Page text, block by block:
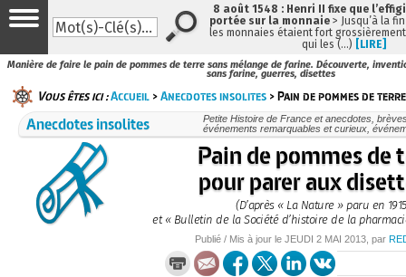
Manière de faire le pain de pommes de terre sans mélange de farine. Découverte,
sans farine, guerres, disettes
Vous êtes ici :Accueil >Anecdotes insolites > Pain de pommes de
Anecdotes insolites
Petite Histoire de France et anecdotes,
événements remarquables et curieux,
Pain de pommes de
pour parer aux
(D’après « La Nature » paru en 1915
et « Bulletin de la Société d’histoire de la
Publié / Mis à jour le JEUDI 2 MAI 2013 , par
8 août 1548 : Henri II fixe que
portée sur la monnaie > Jusqu’à la
les monnaies étaient fort
qui les (…) [LIRE]